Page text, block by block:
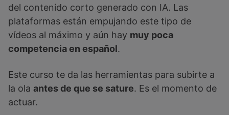
del contenido corto generado con IA. Las
plataformas están empujando este tipo de
vídeos al máximo y aún hay muy poca
competencia en español.
Este curso te da las herramientas para subirte a
la ola antes de que se sature. Es el momento de
actuar.